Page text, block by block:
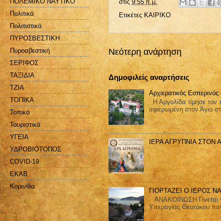
στις 9:55 π.μ.
Ετικέτες ΚΑΙΡΙΚΟ
Νεότερη ανάρτηση
Δημοφιλείς αναρτήσεις
Αρχιερατικός
Η Αργολίδα τίμησε τον
αφιερωμένη στον Άγιο
ΙΕΡΑ ΑΓΡΥΠΝΙΑ
ΓΙΟΡΤΑΖΕΙ Ο ΙΕΡΟΣ
ΑΝΑΚΟΙΝΩΣΗ Γίνεται
Υπεραγίας Θεοτόκου
Πολιτικά
Πολιτιστικά
ΠΥΡΟΣΒΕΣΤΙΚΗ
Πυροσβεστική
ΣΕΡΙΦΟΣ
ΤΑΞΙΔΙΑ
ΤΖΙΑ
ΤΟΠΙΚΑ
Τοπικά
Τουριστικά
ΥΓΕΙΑ
ΥΔΡΟΒΙΟΤΟΠΟΣ
COVID-19
EKAB
Kορινθία